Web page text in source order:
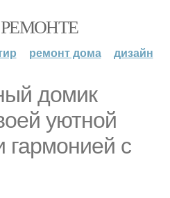
ремонт дома дизайн
домик
уютной
гармонией с